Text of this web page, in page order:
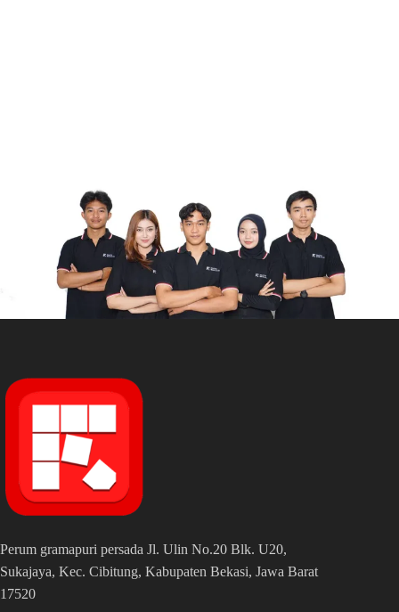
Perum gramapuri persada Jl. Ulin No.20 Blk. U20,
Sukajaya, Kec. Cibitung, Kabupaten Bekasi, Jawa Barat
17520